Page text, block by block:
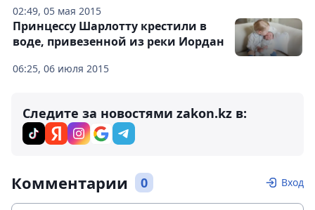
02:49, 05 мая 2015
06:25, 06 июля 2015
Принцессу Шарлотту крестили в
воде, привезенной из реки Иордан
Следите за новостями zakon.kz в:
Комментарии 0 Вход